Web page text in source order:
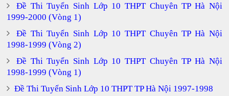
Đề Thi Tuyển Sinh Lớp 10 THPT Chuyên TP Hà Nội
1999-2000 (Vòng 1)
Đề Thi Tuyển Sinh Lớp 10 THPT Chuyên TP Hà Nội
1998-1999 (Vòng 2)
Đề Thi Tuyển Sinh Lớp 10 THPT Chuyên TP Hà Nội
1998-1999 (Vòng 1)
Đề Thi Tuyển Sinh Lớp 10 THPT TP Hà Nội 1997-1998